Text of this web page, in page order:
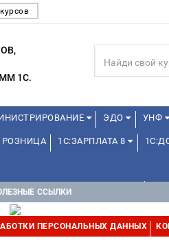
1С.
ЭДО УНФ
РОЗНИЦА 1С:ЗАРПЛАТА 8
ХОЛДИНГОМ
ССЫЛКИ
ПЕРСОНАЛЬНЫХ ДАННЫХ